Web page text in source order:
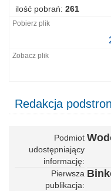
ilość pobrań: 261
Redakcja
Podmiot
udostępniający
informację
Pierwsza
publikacja